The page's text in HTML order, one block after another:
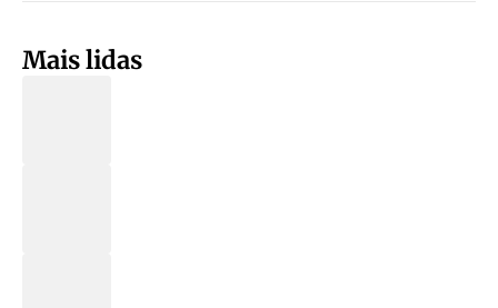
Mais lidas